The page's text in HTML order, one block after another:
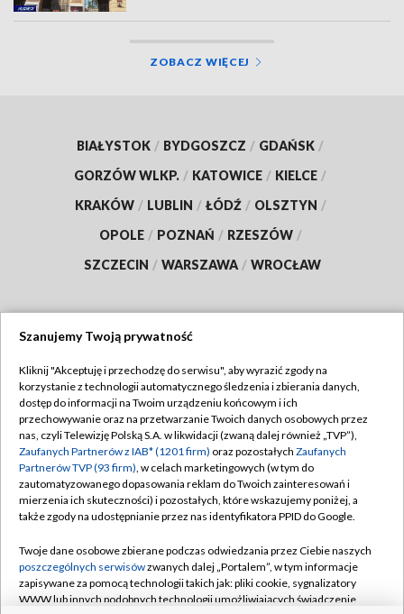
ZOBACZ WIĘCEJ
BIAŁYSTOK / BYDGOSZCZ / GDAŃSK /
GORZÓW WLKP. / KATOWICE / KIELCE /
KRAKÓW / LUBLIN / ŁÓDŹ / OLSZTYN /
OPOLE / POZNAŃ / RZESZÓW /
SZCZECIN / WARSZAWA / WROCŁAW
TVP
Abonament TVP
Emisja w TVP
Centrum informacji TVP
Naziemna Telewizja Cyfrowa
Rada Programowa
System NOS
Regulamin TVP
Polityka prywatności
Moje zgody
Pomoc
Kontakt
Szanujemy Twoją prywatność
Kliknij "Akceptuję i przechodzę do serwisu", aby wyrazić zgody na
korzystanie z technologii automatycznego śledzenia i zbierania danych,
dostęp do informacji na Twoim urządzeniu końcowym i ich
przechowywanie oraz na przetwarzanie Twoich danych osobowych przez
nas, czyli Telewizję Polską S.A. w likwidacji (zwaną dalej również „TVP”),
Zaufanych Partnerów z IAB* (1201 firm) oraz pozostałych Zaufanych
Partnerów TVP (93 firm), w celach marketingowych (w tym do
zautomatyzowanego dopasowania reklam do Twoich zainteresowań i
mierzenia ich skuteczności) i pozostałych, które wskazujemy poniżej, a
także zgody na udostępnianie przez nas identyfikatora PPID do Google.
Twoje dane osobowe zbierane podczas odwiedzania przez Ciebie naszych
poszczególnych serwisówzwanych dalej „Portalem”, w tym informacje
zapisywane za pomocą technologii takich jak: pliki cookie, sygnalizatory
WWW lub innych podobnych technologii umożliwiających świadczenie